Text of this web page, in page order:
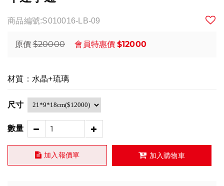
商品編號:S010016-LB-09
原價 $20000 會員特惠價 $12000
材質：水晶+琉璃
尺寸
數量
加入報價單 加入購物車